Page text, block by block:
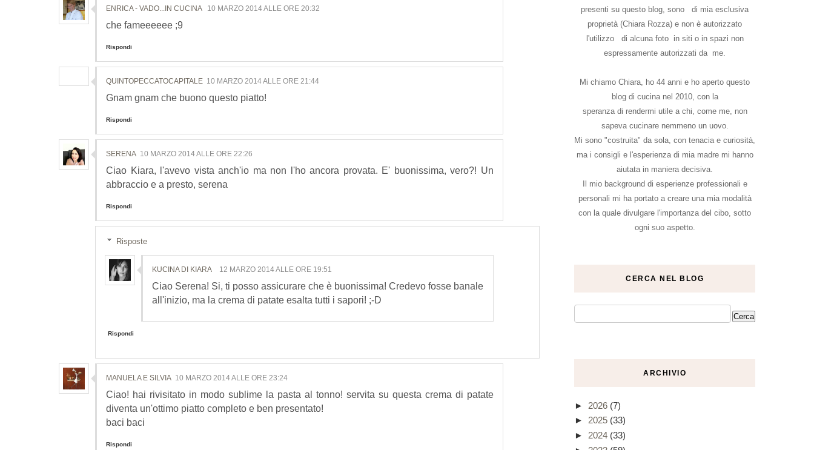
ENRICA - VADO...IN CUCINA 10 MARZO 2014 ALLE ORE 20:32
che fameeeeee ;9
Rispondi
QUINTOPECCATOCAPITALE 10 MARZO 2014 ALLE ORE 21:44
Gnam gnam che buono questo piatto!
Rispondi
SERENA 10 MARZO 2014 ALLE ORE 22:26
Ciao Kiara, l'avevo vista anch'io ma non l'ho ancora provata. E' buonissima, vero?! Un
abbraccio e a presto, serena
Rispondi
Risposte
KUCINA DI KIARA 12 MARZO 2014 ALLE ORE 19:51
Ciao Serena! Si, ti posso assicurare che è buonissima! Credevo fosse banale
all'inizio, ma la crema di patate esalta tutti i sapori! ;-D
Rispondi
MANUELA E SILVIA 10 MARZO 2014 ALLE ORE 23:24
Ciao! hai rivisitato in modo sublime la pasta al tonno! servita su questa crema di patate
diventa un'ottimo piatto completo e ben presentato!
baci baci
Rispondi
presenti su questo blog, sono di mia esclusiva
proprietà (Chiara Rozza) e non è autorizzato
l'utilizzo di alcuna foto in siti o in spazi non
espressamente autorizzati da me.
Mi chiamo Chiara, ho 44 anni e ho aperto questo
blog di cucina nel 2010, con la
speranza di rendermi utile a chi, come me, non
sapeva cucinare nemmeno un uovo.
Mi sono "costruita" da sola, con tenacia e curiosità,
ma i consigli e l'esperienza di mia madre mi hanno
aiutata in maniera decisiva.
Il mio background di esperienze professionali e
personali mi ha portato a creare una mia modalità
con la quale divulgare l'importanza del cibo, sotto
ogni suo aspetto.
CERCA NEL BLOG
ARCHIVIO
► 2026 (7)
► 2025 (33)
► 2024 (33)